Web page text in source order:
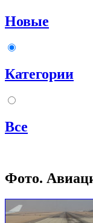
Новые
Категории
Все
Фото.